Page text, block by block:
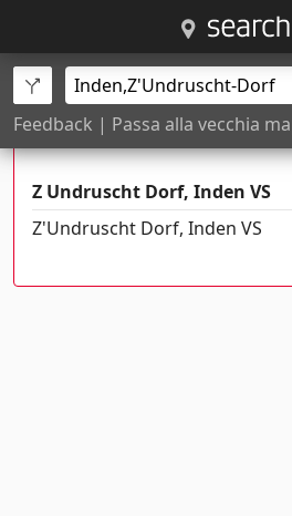
Feedback | Passa alla vecchia
Esistono più di un luogo
nome
Z Undruscht Dorf, Inden VS
Z'Undruscht Dorf, Inden VS